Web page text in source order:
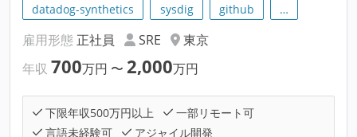
datadog-synthetics
sysdig github …
雇用形態 正社員 SRE
東京
年収 700万円 〜 2,000万円
下限年収500万円以上
一部リモート可
言語未経験可
アジャイル開発